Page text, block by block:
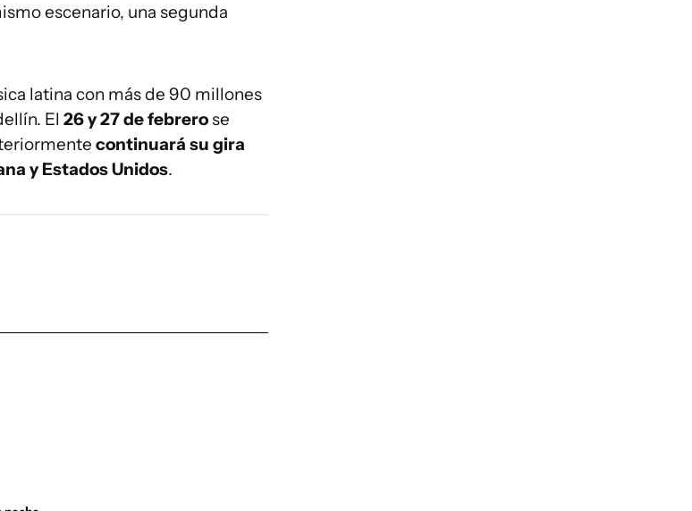
escenario, una segunda
latina con más de 90 millones
El 26 y 27 de febrerose
continuará su gira
y Estados Unidos.